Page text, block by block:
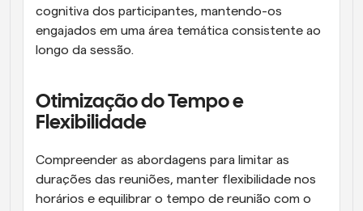
cognitiva dos participantes, mantendo-os
engajados em uma área temática consistente ao
longo da sessão.
Otimização do Tempo e
Flexibilidade
Compreender as abordagens para limitar as
durações das reuniões, manter flexibilidade nos
horários e equilibrar o tempo de reunião com o